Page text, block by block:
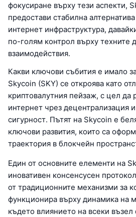
фокусиране върху тези аспекти,
предостави стабилна
интернет инфраструктура,
по-голям контрол върху техните
взаимодействия.
Какви ключови събития е имало
Skycoin (SKY) се откроява като
криптовалутния пейзаж, с цел
интернет чрез децентрализация
сигурност. Пътят на Skycoin е
ключови развития, които са
траектория в блокчейн
Един от основните елементи на
иновативен консенсусен
от традиционните механизми за
функционира върху динамика на
където влиянието на всеки